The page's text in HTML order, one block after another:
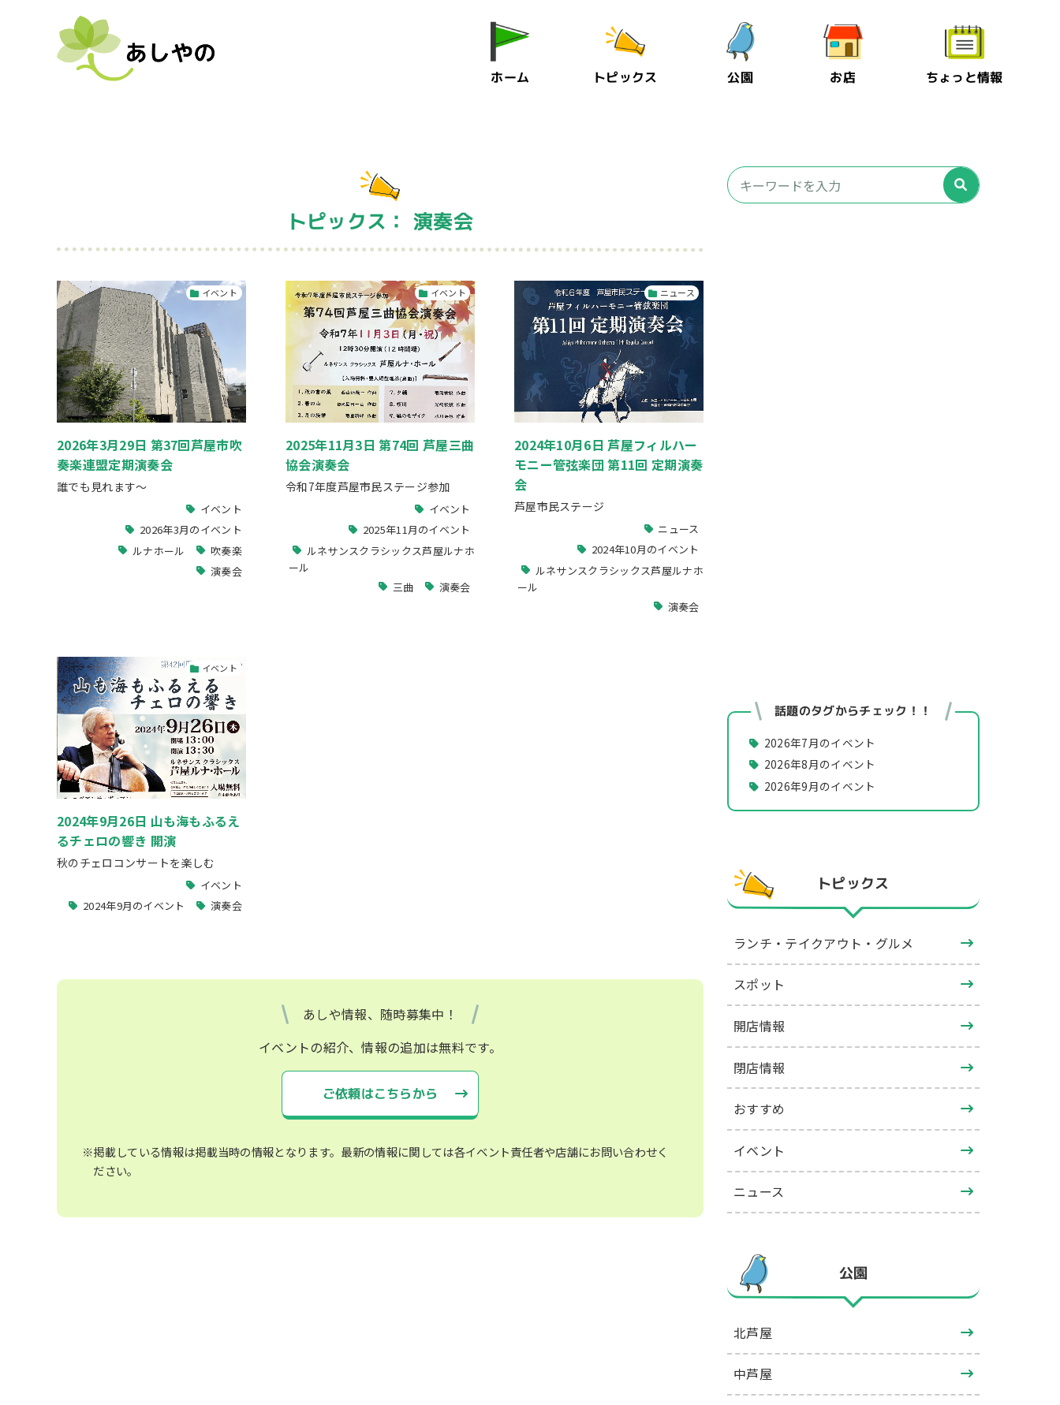
ホーム トピックス 公園 お店 ちょっと情報
トピックス： 演奏会
イベント
2026年3月29日 第37回芦屋市吹
奏楽連盟定期演奏会
誰でも見れます～
イベント
2026年3月のイベント
ルナホール
吹奏楽
演奏会
イベント
2025年11月3日 第74回 芦屋三曲
協会演奏会
令和7年度芦屋市民ステージ参加
イベント
2025年11月のイベント
ルネサンスクラシックス芦屋ルナホ
ール
三曲
演奏会
ニュース
2024年10月6日 芦屋フィルハー
モニー管弦楽団 第11回 定期演奏
会
芦屋市民ステージ
ニュース
2024年10月のイベント
ルネサンスクラシックス芦屋ルナホ
ール
演奏会
イベント
2024年9月26日 山も海もふるえ
るチェロの響き 開演
秋のチェロコンサートを楽しむ
イベント
2024年9月のイベント
演奏会
あしや情報、随時募集中！
イベントの紹介、情報の追加は無料です。
ご依頼はこちらから
※掲載している情報は掲載当時の情報となります。最新の情報に関しては各イベント責任者や店舗にお問い合わせく
ださい。
話題のタグからチェック！！
2026年7月のイベント
2026年8月のイベント
2026年9月のイベント
トピックス
ランチ・テイクアウト・グルメ
スポット
開店情報
閉店情報
おすすめ
イベント
ニュース
公園
北芦屋
中芦屋